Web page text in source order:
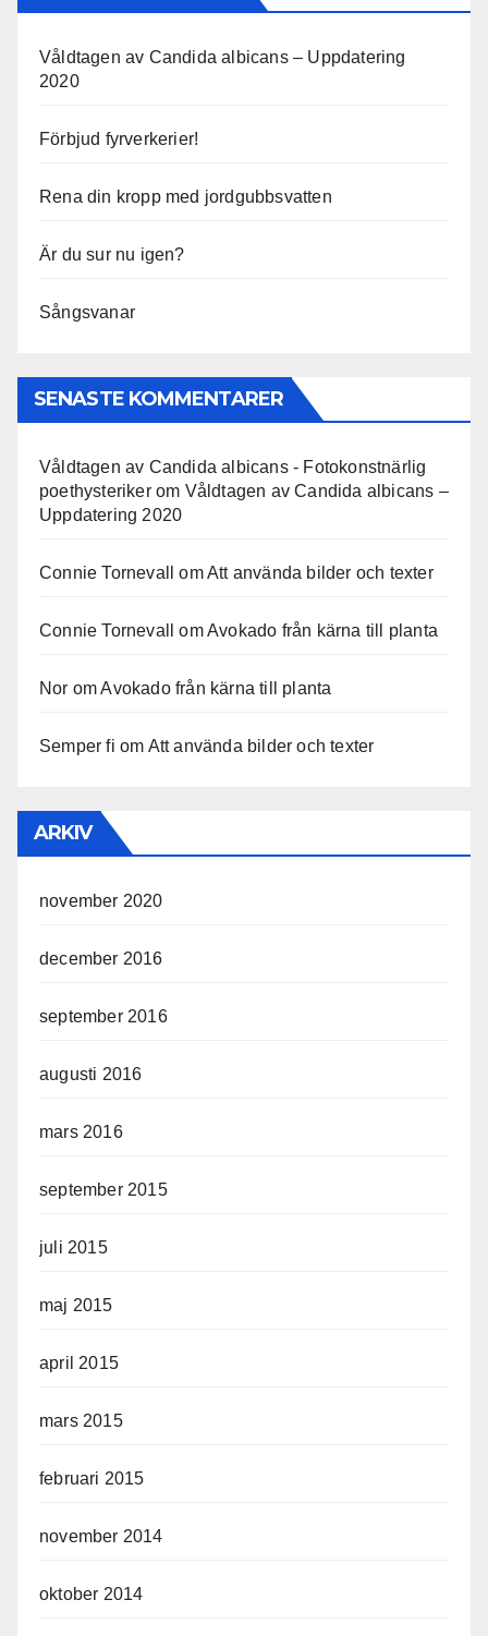
Våldtagen av Candida albicans – Uppdatering
2020
Förbjud fyrverkerier!
Rena din kropp med jordgubbsvatten
Är du sur nu igen?
Sångsvanar
SENASTE KOMMENTARER
Våldtagen av Candida albicans - Fotokonstnärlig
poethysterikerom Våldtagen av Candida albicans –
Uppdatering 2020
Connie Tornevall omAtt använda bilder och texter
Connie Tornevall omAvokado från kärna till planta
Nor omAvokado från kärna till planta
Semper fi om Att använda bilder och texter
ARKIV
november 2020
december 2016
september 2016
augusti 2016
mars 2016
september 2015
juli 2015
maj 2015
april 2015
mars 2015
februari 2015
november 2014
oktober 2014